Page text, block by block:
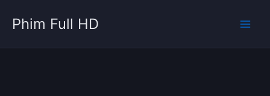
dung
Phim Full HD